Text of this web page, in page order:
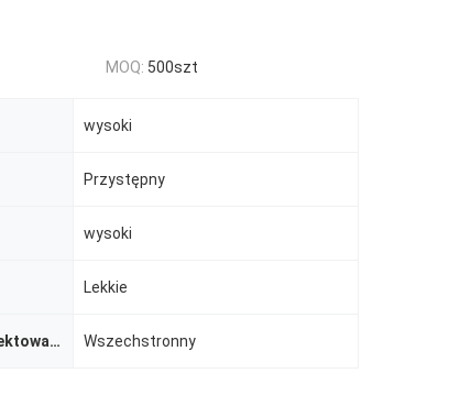
MOQ: 500szt
wysoki
Przystępny
wysoki
Lekkie
Elastyczność projektowania Wszechstronny